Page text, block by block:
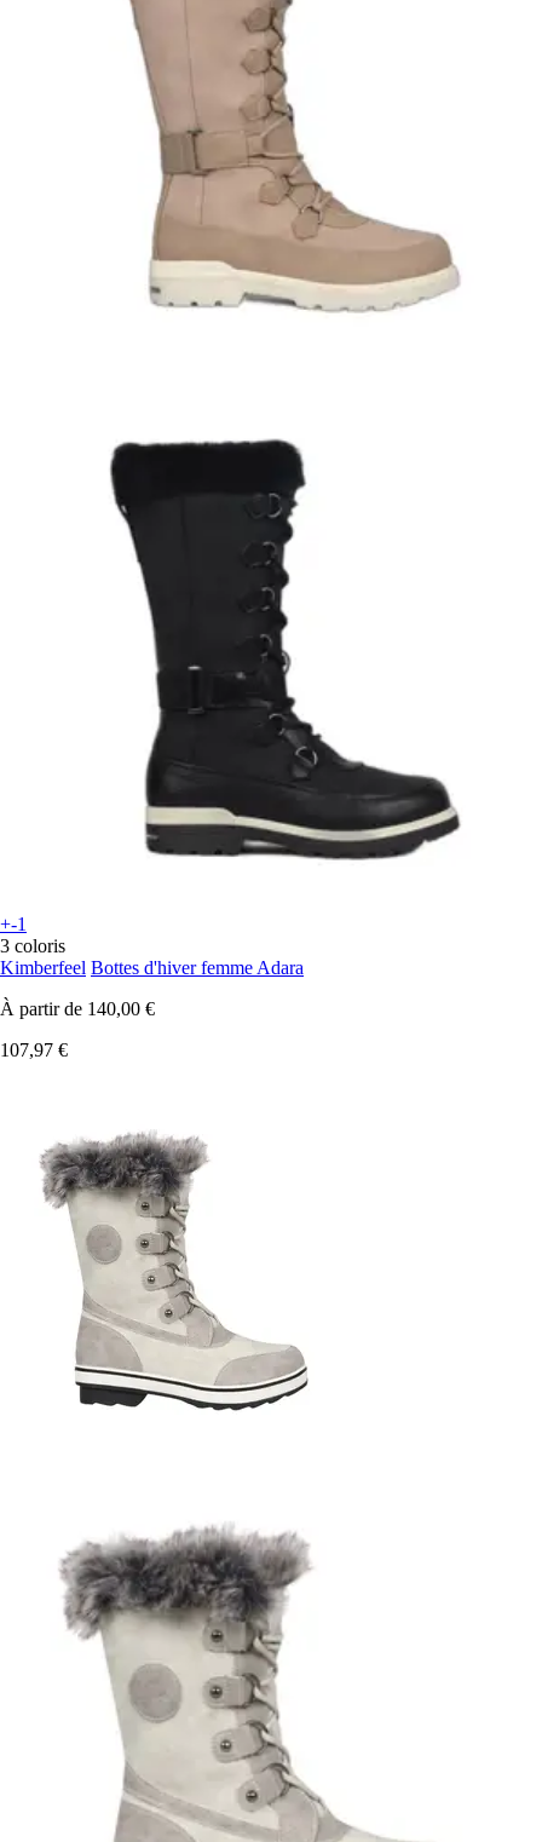
+-1
3 coloris
Kimberfeel Bottes d'hiver femme Adara
À partir de 140,00 €
107,97 €